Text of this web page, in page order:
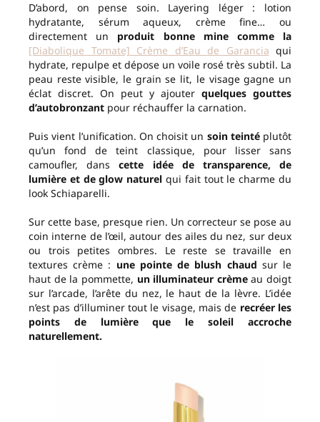
D’abord, on pense soin. Layering léger : lotion
hydratante, sérum aqueux, crème fine… ou
directement un produit bonne mine comme la
[Diabolique Tomate] Crème d’Eau de Garancia qui
hydrate, repulpe et dépose un voile rosé très subtil. La
peau reste visible, le grain se lit, le visage gagne un
éclat discret. On peut y ajouter quelques gouttes
d’autobronzant pour réchauffer la carnation.
Puis vient l’unification. On choisit un soin teintéplutôt
qu’un fond de teint classique, pour lisser sans
camoufler, danscette idée de transparence, de
lumière et de glow naturel qui fait tout le charme du
look Schiaparelli.
Sur cette base, presque rien. Un correcteur se pose au
coin interne de l’œil, autour des ailes du nez, sur deux
ou trois petites ombres. Le reste se travaille en
textures crème : une pointe de blush chaud sur le
haut de la pommette, un illuminateur crèmeau doigt
sur l’arcade, l’arête du nez, le haut de la lèvre. L’idée
n’est pas d’illuminer tout le visage, mais de recréer les
points de lumière que le soleil accroche
naturellement.